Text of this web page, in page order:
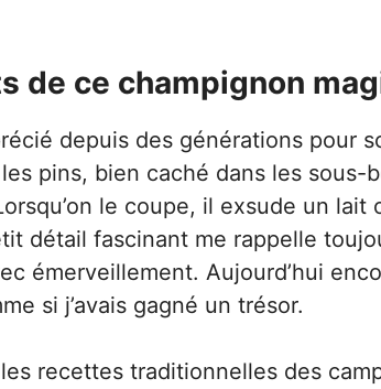
de ce champignon
depuis des générations pour
pins, bien caché dans les sous-
le coupe, il exsude un lait
détail fascinant me rappelle
émerveillement. Aujourd’hui
si j’avais gagné un trésor.
recettes traditionnelles des